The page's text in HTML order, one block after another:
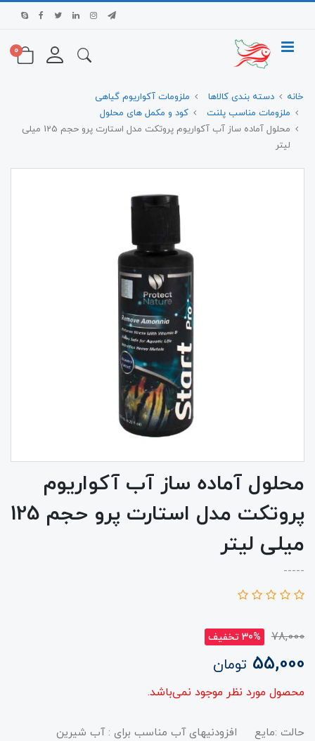
0
خانه دسته بندی کالاها
ملزومات آکواریوم گیاهی
ملزومات مناسب پلنت
کود و مکمل های محلول
محلول آماده ساز آب آکواریوم پروتکت مدل استارت پرو حجم 125 میلی
لیتر
محلول آماده ساز آب آکواریوم
پروتکت مدل استارت پرو حجم 125
میلی لیتر
-----
78,000 30% تخفیف
55,000 تومان
محصول مورد نظر موجود نمی‌باشد.
حالت :مایع افزودنیهای آب مناسب برای : آب شیرین